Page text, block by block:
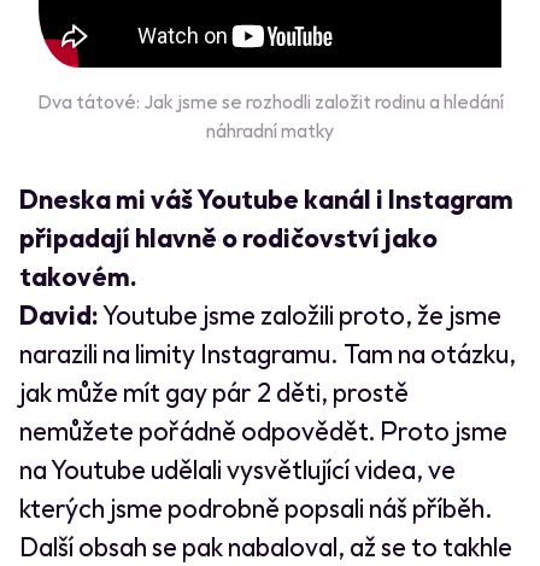
Dva tátové: Jak jsme se rozhodli založit rodinu a hledání
náhradní matky
Dneska mi váš Youtube kanál i Instagram
připadají hlavně o rodičovství jako
takovém.
David:Youtube jsme založili proto, že jsme
narazili na limity Instagramu. Tam na otázku,
jak může mít gay pár 2 děti, prostě
nemůžete pořádně odpovědět. Proto jsme
na Youtube udělali vysvětlující videa, ve
kterých jsme podrobně popsali náš příběh.
Další obsah se pak nabaloval, až se to takhle